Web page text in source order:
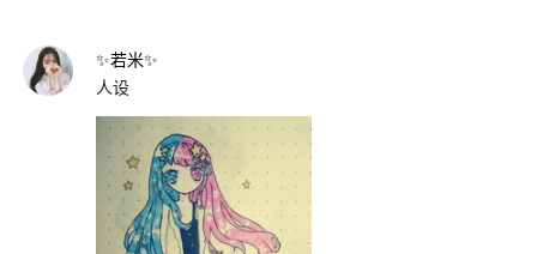
✨若米✨
人设